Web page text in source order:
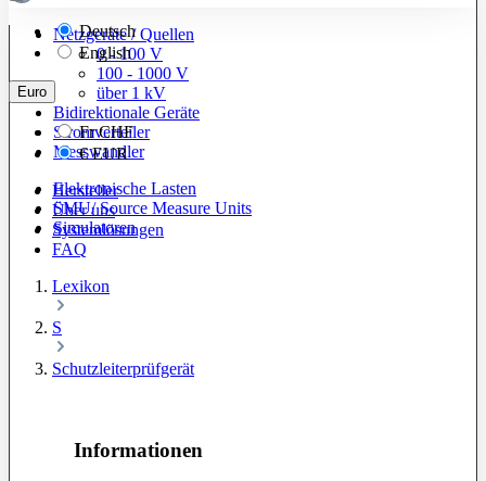
Netzgeräte / Quellen
0 - 100 V
100 - 1000 V
über 1 kV
Bidirektionale Geräte
Stromverteiler
Messwandler
Elektronische Lasten
SMU/ Source Measure Units
Simulatoren
Deutsch
English
Euro
FrCHF
€EUR
Hersteller
Über uns
Systemlösungen
FAQ
Lexikon
S
Schutzleiterprüfgerät
Informationen